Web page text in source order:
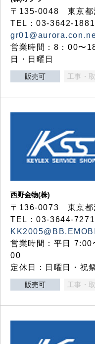
〒135-0048 東京都
TEL：03-3642-
営業時間：8：00〜
日・日曜日
販売可 工事・
西野金物(株)
〒136-0073 東京都
TEL：
営業時間：平日
00
定休日：日曜日・祝
販売可 工事・